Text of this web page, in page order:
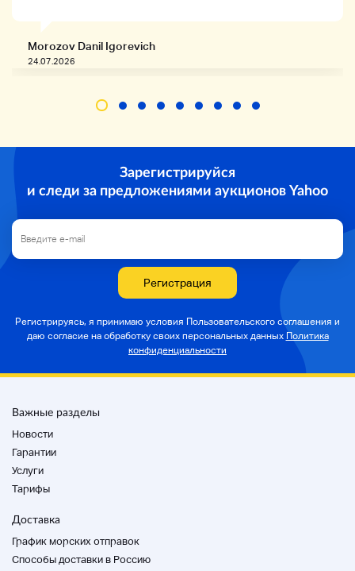
внезапно влияет.
Эти вуферы должны быть напрямую
В среде установлены два 12,5 см скоркера
Кроме того, распространяя высокие
частоты с помощью защитного экрана,
Прикрепляя большую крышку сзади,
звукопоглощающим устройством.
Есть два типа 2,5 см . тип .ーer оснащены
высокой диафрагмой короткий рог.
Одна доска ーer ing использует твердый
Мы используем Metallized Mylar.
Разница между твердостью и массой двух
материалов заключается в разнице между
объемом и ростом.
Сеть принимает ферритовое ядро E-типа.
двусторонней и трехсторонней связи, с
трехсторонним переключением.
Оснащен цепью безопасности.
Morozov Danil Igorevich
24.07.2026
Зарегистрируйся
и следи за предложениями аукционов Yahoo
Регистрация
Регистрируясь, я принимаю условия Пользовательского соглашения и
даю согласие на обработку своих персональных данных Политика
конфиденциальности
Важные разделы
Новости
Гарантии
Услуги
Тарифы
Доставка
График морских отправок
Способы доставки в Россию